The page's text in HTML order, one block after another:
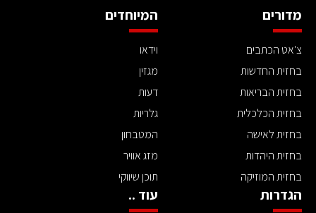
מדורים
צ'אט הכתבים
בחזית החדשות
בחזית הבריאות
בחזית הכלכלית
בחזית לאישה
בחזית היהדות
בחזית המוזיקה
המיוחדים
וידאו
מגזין
דעות
גלריות
המטבחון
מזג אוויר
תוכן שיווקי
הגדרות עוד ..